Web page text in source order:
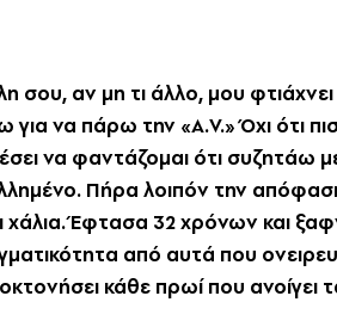
αν μη τι άλλο, μου φτιάχνει
να πάρω την «A.V.» Όχι ότι
να φαντάζομαι ότι συζητάω
Πήρα λοιπόν την
Έφτασα 32 χρόνων και
από αυτά που
κάθε πρωί που ανοίγει